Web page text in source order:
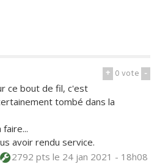
+ 0vote -
ce bout de fil, c'est
tombé dans la
avoir rendu service.
2792 ptsle 24 jan 2021 - 18h08